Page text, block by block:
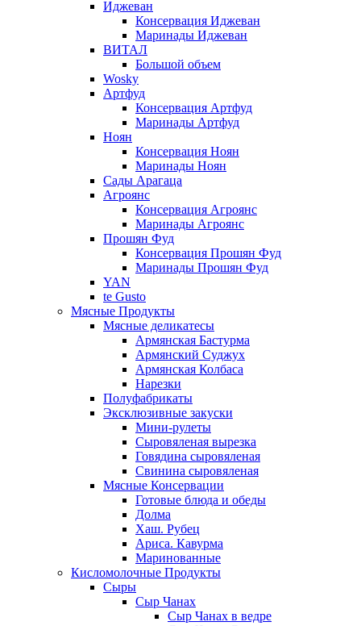
Иджеван
Консервация Иджеван
Маринады Иджеван
ВИТАЛ
Большой объем
Wosky
Артфуд
Консервация Артфуд
Маринады Артфуд
Ноян
Консервация Ноян
Маринады Ноян
Сады Арагаца
Агроянс
Консервация Агроянс
Маринады Агроянс
Прошян Фуд
Консервация Прошян Фуд
Маринады Прошян Фуд
YAN
te Gusto
Мясные Продукты
Мясные деликатесы
Армянская Бастурма
Армянский Суджух
Армянская Колбаса
Нарезки
Полуфабрикаты
Эксклюзивные закуски
Мини-рулеты
Сыровяленая вырезка
Говядина сыровяленая
Свинина сыровяленая
Мясные Консервации
Готовые блюда и обеды
Долма
Хаш. Рубец
Ариса. Кавурма
Маринованные
Кисломолочные Продукты
Сыры
Сыр Чанах
Сыр Чанах в ведре